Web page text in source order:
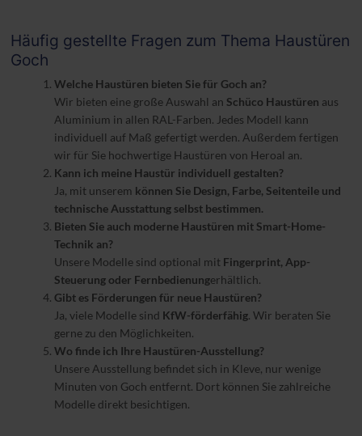
Häufig gestellte Fragen zum Thema Haustüren
Goch
Welche Haustüren bieten Sie für Goch an?
Wir bieten eine große Auswahl an Schüco Haustüren aus
Aluminium in allen RAL-Farben. Jedes Modell kann
individuell auf Maß gefertigt werden. Außerdem fertigen
wir für Sie hochwertige Haustüren von Heroal an.
Kann ich meine Haustür individuell gestalten?
Ja, mit unserem können Sie Design, Farbe, Seitenteile und
technische Ausstattung selbst bestimmen.
Bieten Sie auch moderne Haustüren mit Smart-Home-
Technik an?
Unsere Modelle sind optional mit Fingerprint, App-
Steuerung oder Fernbedienungerhältlich.
Gibt es Förderungen für neue Haustüren?
Ja, viele Modelle sind KfW-förderfähig. Wir beraten Sie
gerne zu den Möglichkeiten.
Wo finde ich Ihre Haustüren-Ausstellung?
Unsere Ausstellung befindet sich in Kleve, nur wenige
Minuten von Goch entfernt. Dort können Sie zahlreiche
Modelle direkt besichtigen.